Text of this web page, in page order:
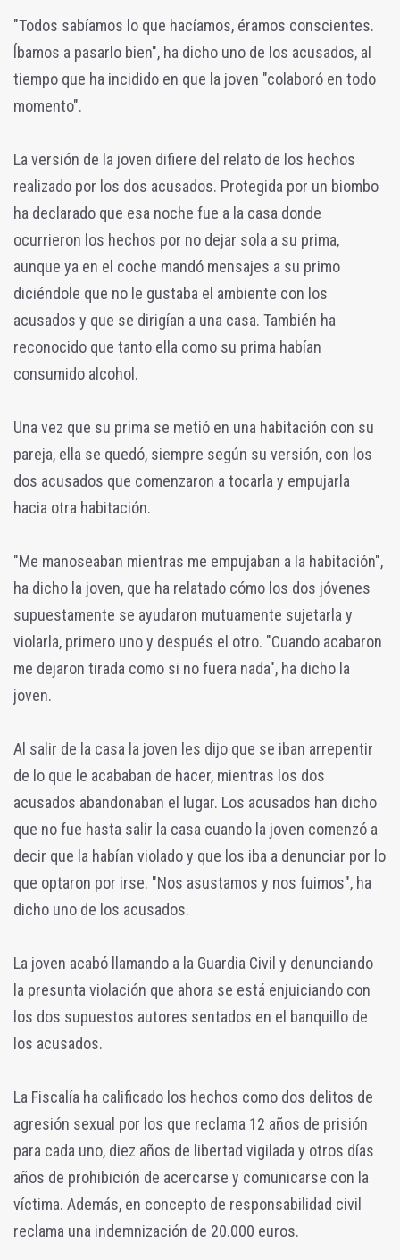
"Todos sabíamos lo que hacíamos, éramos conscientes.
Íbamos a pasarlo bien", ha dicho uno de los acusados, al
tiempo que ha incidido en que la joven "colaboró en todo
momento".
La versión de la joven difiere del relato de los hechos
realizado por los dos acusados. Protegida por un biombo
ha declarado que esa noche fue a la casa donde
ocurrieron los hechos por no dejar sola a su prima,
aunque ya en el coche mandó mensajes a su primo
diciéndole que no le gustaba el ambiente con los
acusados y que se dirigían a una casa. También ha
reconocido que tanto ella como su prima habían
consumido alcohol.
Una vez que su prima se metió en una habitación con su
pareja, ella se quedó, siempre según su versión, con los
dos acusados que comenzaron a tocarla y empujarla
hacia otra habitación.
"Me manoseaban mientras me empujaban a la habitación",
ha dicho la joven, que ha relatado cómo los dos jóvenes
supuestamente se ayudaron mutuamente sujetarla y
violarla, primero uno y después el otro. "Cuando acabaron
me dejaron tirada como si no fuera nada", ha dicho la
joven.
Al salir de la casa la joven les dijo que se iban arrepentir
de lo que le acababan de hacer, mientras los dos
acusados abandonaban el lugar. Los acusados han dicho
que no fue hasta salir la casa cuando la joven comenzó a
decir que la habían violado y que los iba a denunciar por lo
que optaron por irse. "Nos asustamos y nos fuimos", ha
dicho uno de los acusados.
La joven acabó llamando a la Guardia Civil y denunciando
la presunta violación que ahora se está enjuiciando con
los dos supuestos autores sentados en el banquillo de
los acusados.
La Fiscalía ha calificado los hechos como dos delitos de
agresión sexual por los que reclama 12 años de prisión
para cada uno, diez años de libertad vigilada y otros días
años de prohibición de acercarse y comunicarse con la
víctima. Además, en concepto de responsabilidad civil
reclama una indemnización de 20.000 euros.